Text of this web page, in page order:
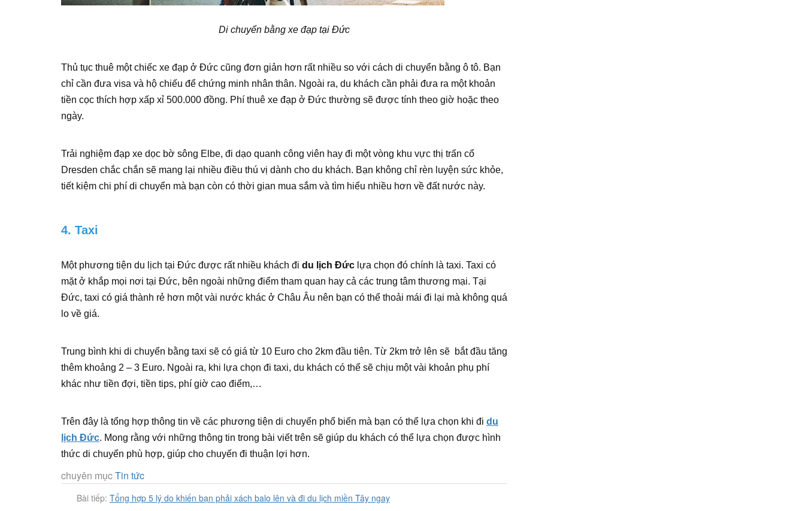
Di chuyển bằng xe đạp tại Đức
Thủ tục thuê một chiếc xe đạp ở Đức cũng đơn giản hơn rất nhiều so với cách di chuyển bằng ô tô. Bạn
chỉ cần đưa visa và hộ chiếu để chứng minh nhân thân. Ngoài ra, du khách cần phải đưa ra một khoản
tiền cọc thích hợp xấp xỉ 500.000 đồng. Phí thuê xe đạp ở Đức thường sẽ được tính theo giờ hoặc theo
ngày.
Trải nghiệm đạp xe dọc bờ sông Elbe, đi dạo quanh công viên hay đi một vòng khu vực thị trấn cổ
Dresden chắc chắn sẽ mang lại nhiều điều thú vị dành cho du khách. Bạn không chỉ rèn luyện sức khỏe,
tiết kiệm chi phí di chuyển mà bạn còn có thời gian mua sắm và tìm hiểu nhiều hơn về đất nước này.
4. Taxi
Một phương tiện du lịch tại Đức được rất nhiều khách đi du lịch Đức lựa chọn đó chính là taxi. Taxi có
mặt ở khắp mọi nơi tại Đức, bên ngoài những điểm tham quan hay cả các trung tâm thương mại. Tại
Đức, taxi có giá thành rẻ hơn một vài nước khác ở Châu Âu nên bạn có thể thoải mái đi lại mà không quá
lo về giá.
Trung bình khi di chuyển bằng taxi sẽ có giá từ 10 Euro cho 2km đầu tiên. Từ 2km trở lên sẽ bắt đầu tăng
thêm khoảng 2 – 3 Euro. Ngoài ra, khi lựa chọn đi taxi, du khách có thể sẽ chịu một vài khoản phụ phí
khác như tiền đợi, tiền tips, phí giờ cao điểm,…
Trên đây là tổng hợp thông tin về các phương tiện di chuyển phổ biến mà bạn có thể lựa chọn khi đi du
lịch Đức. Mong rằng với những thông tin trong bài viết trên sẽ giúp du khách có thể lựa chọn được hình
thức di chuyển phù hợp, giúp cho chuyến đi thuận lợi hơn.
chuyên mụcTin tức
Bài tiếp: Tổng hợp 5 lý do khiến bạn phải xách balo lên và đi du lịch miền Tây ngay